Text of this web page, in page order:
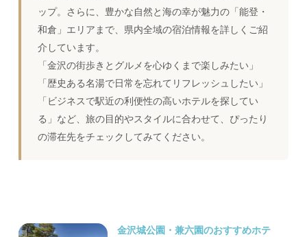
ップ。さらに、豊かな自然と海の幸が魅力の「能登・
和倉」エリアまで、県内全域の宿泊情報を詳しくご紹
介しています。
「金沢の街歩きとグルメを心ゆくまで楽しみたい」
「歴史ある名湯で日常を忘れてリフレッシュしたい」
「ビジネスで駅近の利便性の高いホテルを探してい
る」など、旅の目的やスタイルに合わせて、ぴったり
の滞在先をチェックしてみてください。
金沢城公園・兼六園のおすすめホテ